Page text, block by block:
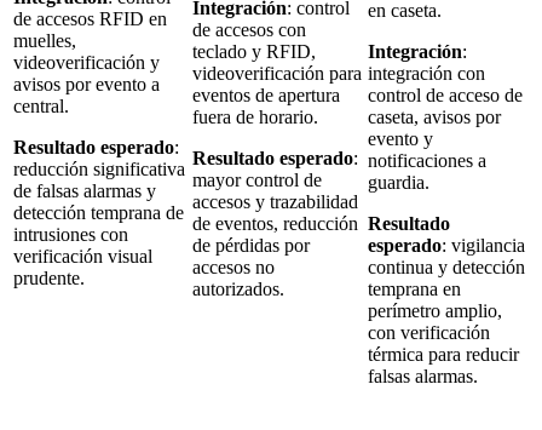
de accesos RFID en
muelles,
videoverificación y
avisos por evento a
central.
Resultado esperado:
reducción significativa
de falsas alarmas y
detección temprana de
intrusiones con
verificación visual
prudente.
Integración: control
de accesos con
teclado y RFID,
videoverificación para
eventos de apertura
fuera de horario.
Resultado esperado:
mayor control de
accesos y trazabilidad
de eventos, reducción
de pérdidas por
accesos no
autorizados.
en caseta.
Integración:
integración con
control de acceso de
caseta, avisos por
evento y
notificaciones a
guardia.
Resultado
esperado: vigilancia
continua y detección
temprana en
perímetro amplio,
con verificación
térmica para reducir
falsas alarmas.